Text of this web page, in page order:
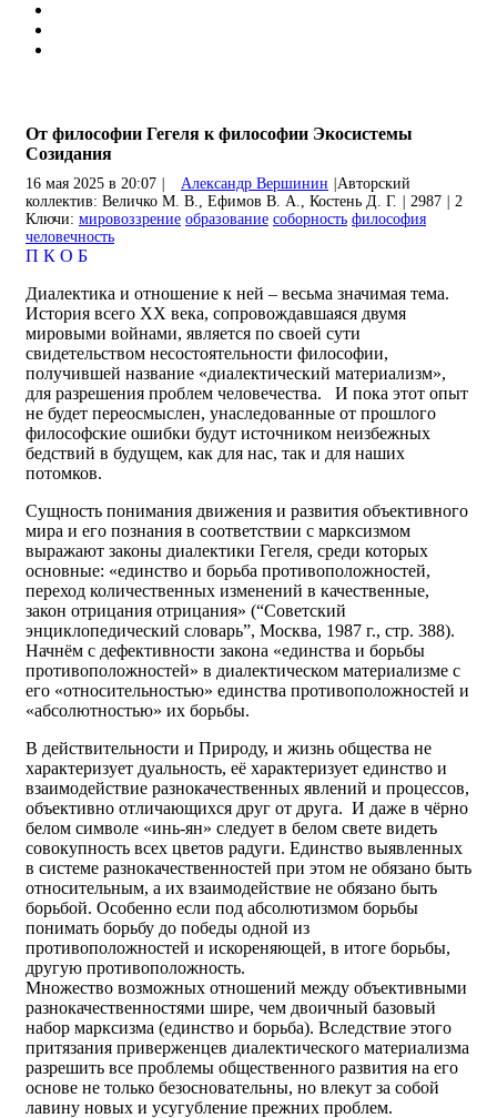
От философии Гегеля к философии Экосистемы
Созидания
16 мая 2025 в 20:07 Александр Вершинин Авторский
коллектив: Величко М. В., Ефимов В. А., Костень Д. Г.
2987
2
Ключи: мировоззрение образование соборность философия
человечность
П К О Б
Диалектика и отношение к ней – весьма значимая тема.
История всего ХХ века, сопровождавшаяся двумя
мировыми войнами, является по своей сути
свидетельством несостоятельности философии,
получившей название «диалектический материализм»,
для разрешения проблем человечества. И пока этот опыт
не будет переосмыслен, унаследованные от прошлого
философские ошибки будут источником неизбежных
бедствий в будущем, как для нас, так и для наших
потомков.
Сущность понимания движения и развития объективного
мира и его познания в соответствии с марксизмом
выражают законы диалектики Гегеля, среди которых
основные: «единство и борьба противоположностей,
переход количественных изменений в качественные,
закон отрицания отрицания» (“Советский
энциклопедический словарь”, Москва, 1987 г., стр. 388).
Начнём с дефективности закона «единства и борьбы
противоположностей» в диалектическом материализме с
его «относительностью» единства противоположностей и
«абсолютностью» их борьбы.
В действительности и Природу, и жизнь общества не
характеризует дуальность, её характеризует единство и
взаимодействие разнокачественных явлений и процессов,
объективно отличающихся друг от друга. И даже в чёрно
белом символе «инь-ян» следует в белом свете видеть
совокупность всех цветов радуги. Единство выявленных
в системе разнокачественностей при этом не обязано быть
относительным, а их взаимодействие не обязано быть
борьбой. Особенно если под абсолютизмом борьбы
понимать борьбу до победы одной из
противоположностей и искореняющей, в итоге борьбы,
другую противоположность.
Множество возможных отношений между объективными
разнокачественностями шире, чем двоичный базовый
набор марксизма (единство и борьба). Вследствие этого
притязания приверженцев диалектического материализма
разрешить все проблемы общественного развития на его
основе не только безосновательны, но влекут за собой
лавину новых и усугубление прежних проблем.